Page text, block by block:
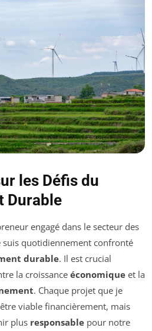
les Défis du
Durable
engagé dans le secteur des
suis quotidiennement confronté
durable. Il est crucial
la croissance économique et la
. Chaque projet que je
viable financièrement, mais
plus responsable pour notre